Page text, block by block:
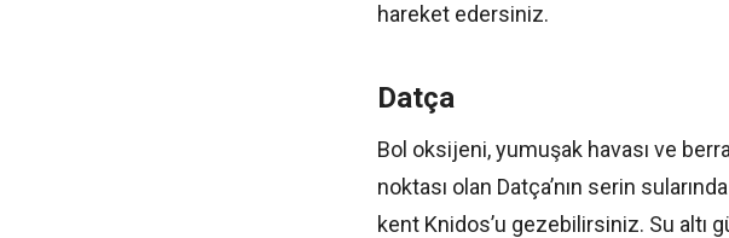
hareket edersiniz.
Datça
Bol oksijeni, yumuşak havası ve
noktası olan Datça’nın serin
kent Knidos’u gezebilirsiniz. Su altı